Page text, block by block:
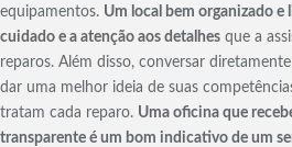
equipamentos. Um local bem organizado
cuidado e a atenção aos detalhes que a
reparos. Além disso, conversar
dar uma melhor ideia de suas
tratam cada reparo. Uma oficina que
transparente é um bom indicativo de um